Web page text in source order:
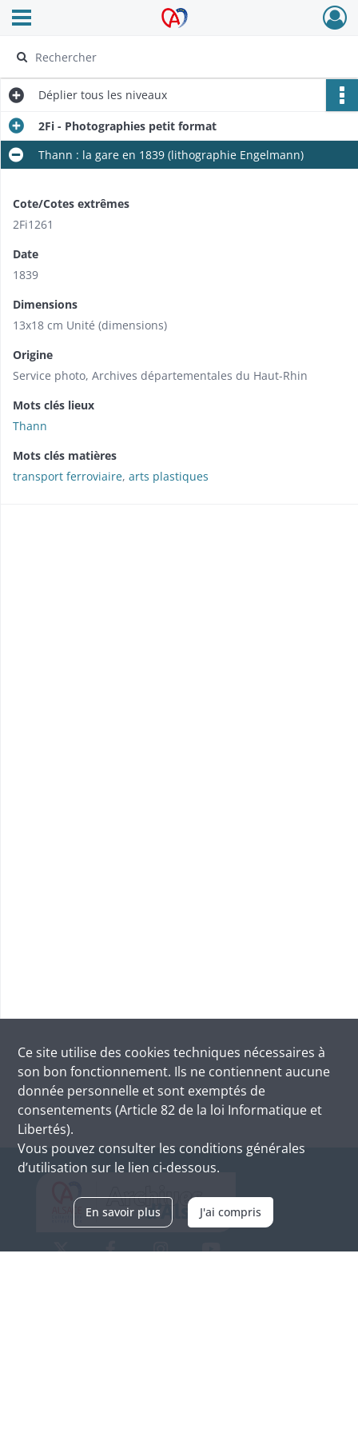
Archives Alsace - Colmar
Ouvrir le menu déroulant
Déplier tous les niveaux
2Fi - Photographies petit format
Thann : la gare en 1839 (lithographie Engelmann)
Cote/Cotes extrêmes
2Fi1261
Date
1839
Dimensions
13x18 cm Unité (dimensions)
Origine
Service photo, Archives départementales du Haut-Rhin
Mots clés lieux
Thann
Mots clés matières
transport ferroviaire, arts plastiques
Ce site utilise des cookies techniques nécessaires à
son bon fonctionnement. Ils ne contiennent aucune
donnée personnelle et sont exemptés de
consentements (Article 82 de la loi Informatique et
Libertés).
Vous pouvez consulter les conditions générales
d’utilisation sur le lien ci-dessous.
En savoir plus J'ai compris